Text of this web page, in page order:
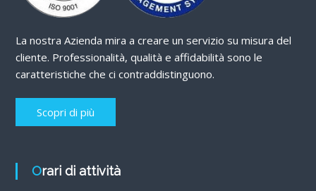
La nostra Azienda mira a creare un servizio su misura del
cliente. Professionalità, qualità e affidabilità sono le
caratteristiche che ci contraddistinguono.
Scopri di più
Orari di attività